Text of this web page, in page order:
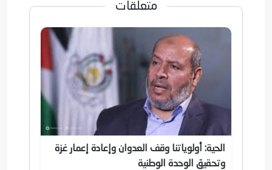
متعلقات
الحية: أولوياتنا وقف العدوان وإعادة إعمار غزة
وتحقيق الوحدة الوطنية